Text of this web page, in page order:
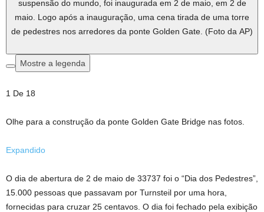
suspensão do mundo, foi inaugurada em 2 de maio, em 2 de
maio. Logo após a inauguração, uma cena tirada de uma torre
de pedestres nos arredores da ponte Golden Gate. (Foto da AP)
Mostre a legenda
1 De 18
Olhe para a construção da ponte Golden Gate Bridge nas fotos.
Expandido
O dia de abertura de 2 de maio de 33737 foi o “Dia dos Pedestres”,
15.000 pessoas que passavam por Turnsteil por uma hora,
fornecidas para cruzar 25 centavos. O dia foi fechado pela exibição